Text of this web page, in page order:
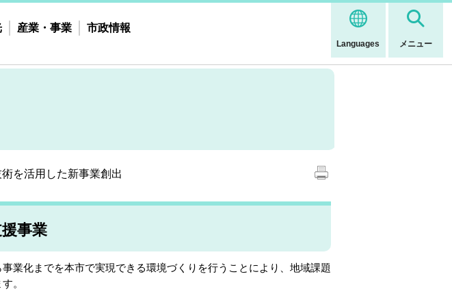
Languages メニュー
産業・事業 市政情報
を活用した新事業創出
事業
業化までを本市で実現できる環境づくりを行うことにより、地域課題
。